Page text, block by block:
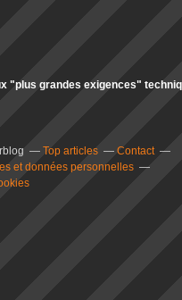
"plus grandes exigences"
Top articles
Contact
et données personnelles